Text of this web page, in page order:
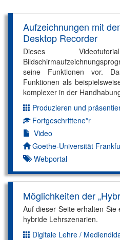
Aufzeichnungen mit
Desktop Recorder
Dieses
seine Funktionen vor.
Funktionen als
komplexer in der
Dimension:
Produzieren und
Kompetenzniveau:
Fortgeschrittene*r
Video
Autor*in:
Goethe-Universität
Webportal
Möglichkeiten der
Auf dieser Seite erhalten
hybride Lehrszenarien.
Dimension:
Digitale Lehre /